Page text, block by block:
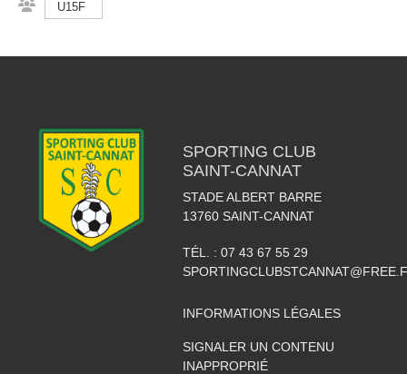
U15F
SPORTING CLUB
SAINT-CANNAT
STADE ALBERT BARRE
13760 SAINT-CANNAT
TÉL. : 07 43 67 55 29
INFORMATIONS LÉGALES
SIGNALER UN CONTENU
INAPPROPRIÉ